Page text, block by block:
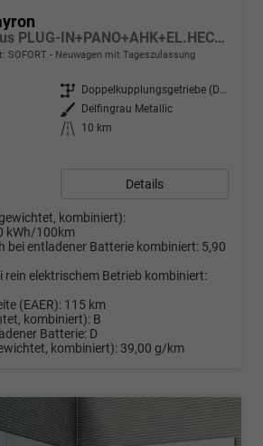
R-Line Edition Plus PLUG-IN+PANO+AHK+EL.HECKKL.+LED+PDC+20''LM
SOFORT Neuwagen mit Tageszulassung
Getriebe
Doppelkupplungsgetriebe (DSG)
Außenfarbe
Delfingrau Metallic
Kilometerstand
10 km
Details
kombiniert):
kWh/100km
entladener Batterie kombiniert: 5,90
rein elektrischem Betrieb kombiniert:
(EAER): 115 km
kombiniert): B
Batterie: D
kombiniert): 39,00 g/km